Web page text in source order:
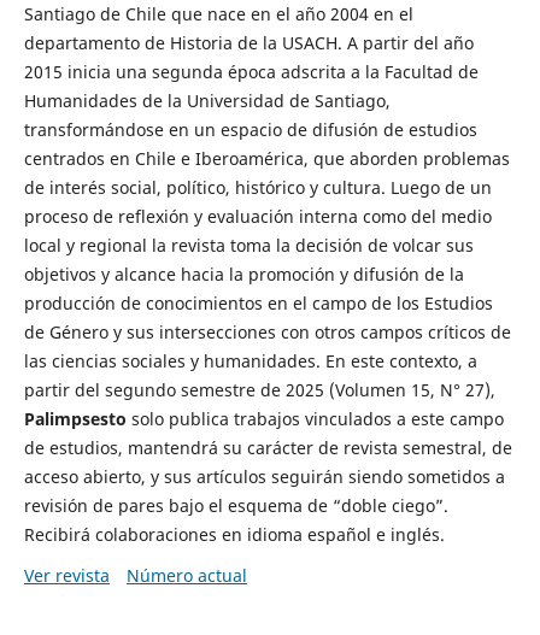
Santiago de Chile que nace en el año 2004 en el
departamento de Historia de la USACH. A partir del año
2015 inicia una segunda época adscrita a la Facultad de
Humanidades de la Universidad de Santiago,
transformándose en un espacio de difusión de estudios
centrados en Chile e Iberoamérica, que aborden problemas
de interés social, político, histórico y cultura. Luego de un
proceso de reflexión y evaluación interna como del medio
local y regional la revista toma la decisión de volcar sus
objetivos y alcance hacia la promoción y difusión de la
producción de conocimientos en el campo de los Estudios
de Género y sus intersecciones con otros campos críticos de
las ciencias sociales y humanidades. En este contexto, a
partir del segundo semestre de 2025 (Volumen 15, N° 27),
Palimpsesto solo publica trabajos vinculados a este campo
de estudios, mantendrá su carácter de revista semestral, de
acceso abierto, y sus artículos seguirán siendo sometidos a
revisión de pares bajo el esquema de “doble ciego”.
Recibirá colaboraciones en idioma español e inglés.
Ver revista
Número actual